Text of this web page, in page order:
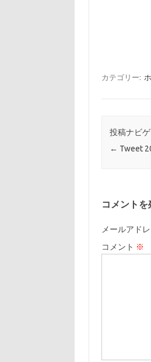
カテゴリー:
投稿ナビ
← Tweet
コメントを
メールアド
コメント ※